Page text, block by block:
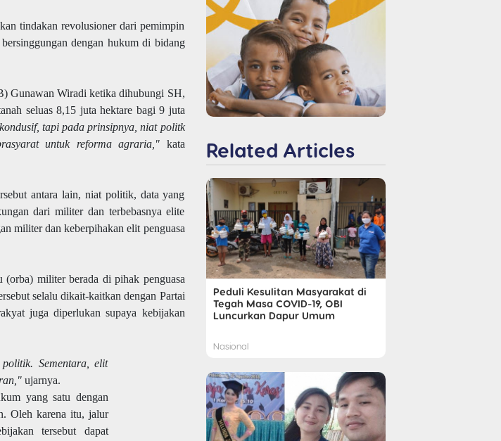
tindakan revolusioner dari pemimpin
dengan hukum di bidang
Gunawan Wiradi ketika dihubungi SH,
seluas 8,15 juta hektare bagi 9 juta
tapi pada prinsipnya, niat politk
untuk reforma agraria," kata
antara lain, niat politik, data yang
dari militer dan terbebasnya elite
militer dan keberpihakan elit penguasa
(orba) militer berada di pihak penguasa
selalu dikait-kaitkan dengan Partai
juga diperlukan supaya kebijakan
Sementara, elit
ujarnya.
yang satu dengan
Oleh karena itu, jalur
tersebut dapat
Related Articles
Peduli Kesulitan Masyarakat di
Tegah Masa COVID-19, OBI
Luncurkan Dapur Umum
Nasional